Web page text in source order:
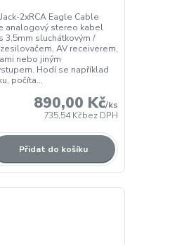
2xRCA Eagle Cable
analogový stereo kabel
3,5mm sluchátkovým /
AV receiverem,
nebo jiným
Hodí se například
počíta...
890,00 Kč/ks
735,54 Kčbez DPH
Přidat do košíku